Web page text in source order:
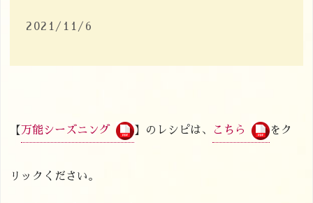
2021/11/6
【 万能シーズニング 】のレシピは、 こちら をク
リックください。